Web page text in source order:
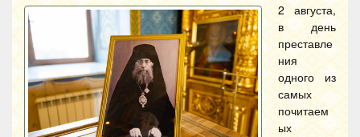
2 августа,
в день
преставле
ния
одного из
самых
почитаем
ых